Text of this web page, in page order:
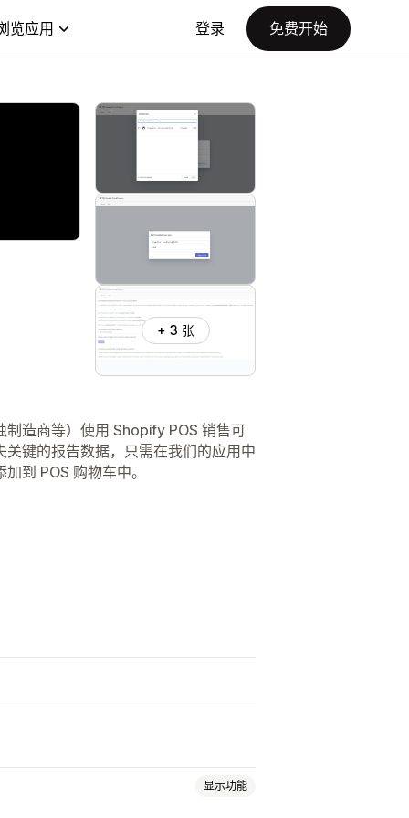
览应用 登录 免费开始
+ 3 张
造商等）使用 Shopify POS 销售可
键的报告数据，只需在我们的应用中
到 POS 购物车中。
显示功能